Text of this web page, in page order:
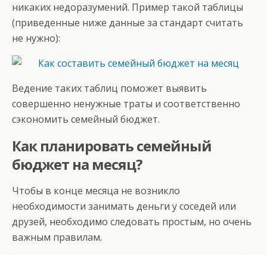
никаких недоразумений. Пример такой таблицы
(приведенные ниже данные за стандарт считать
не нужно):
Ведение таких таблиц поможет выявить
совершенно ненужные траты и соответственно
сэкономить семейный бюджет.
Как планировать семейный
бюджет на месяц?
Чтобы в конце месяца не возникло
необходимости занимать деньги у соседей или
друзей, необходимо следовать простым, но очень
важным правилам.